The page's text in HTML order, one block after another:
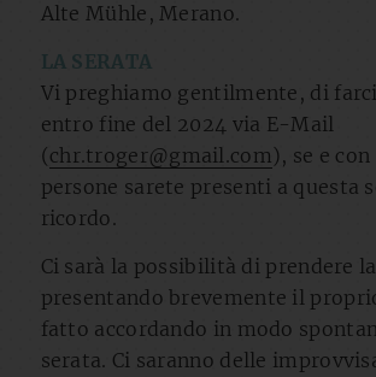
Alte Mühle, Merano.
LA SERATA
Vi preghiamo gentilmente, di
entro fine del 2024 via E-Mail
(chr.troger@gmail.com ), se e
persone sarete presenti a questa
ricordo.
Ci sarà la possibilità di prendere
presentando brevemente il
fatto accordando in modo
serata. Ci saranno delle